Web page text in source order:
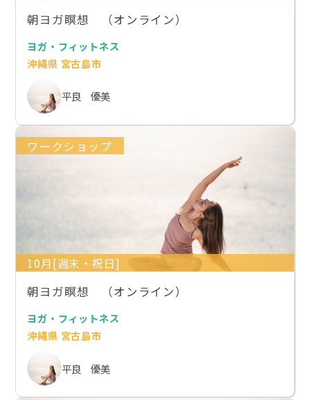
朝ヨガ瞑想 （オンライン）
ヨガ・フィットネス
沖縄県 宮古島市
平良 優美
ワークショップ
10月[週末・祝日]
朝ヨガ瞑想 （オンライン）
ヨガ・フィットネス
沖縄県 宮古島市
平良 優美